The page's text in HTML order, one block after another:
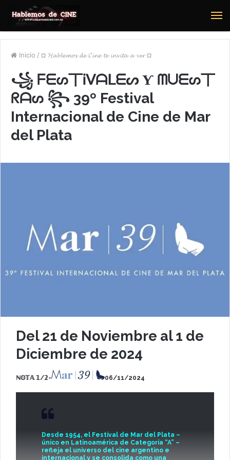
Inicio / ¤ 𝓗𝓪𝓫𝓵𝓮𝓶𝓸𝓼 𝓭𝓮 𝓒𝓲𝓷𝓮 𝓽𝓮 𝓲𝓷𝓿𝓲𝓽𝓪 𝓪 𝓿𝓮𝓻 ¤
꧁ ᖴᗴᔕ丅Ꭵᐯᗩᒪᗴᔕ Ƴ ᗰᑌᗴᔕ丅
ᖇᗩᔕ ꧂ 39º Festival
Internacional de Cine de Mar
del Plata
Del 21 de Noviembre al 1 de
Diciembre de 2024
ℕ𝕆𝕋𝔸 𝟙/𝟚- 06/11/2024
Desde 1954, el Festival de Mar del Plata –
único en Latinoamérica de Categoría “A” –
refleja el universo del cine argentino e
internacional y se consolida como una